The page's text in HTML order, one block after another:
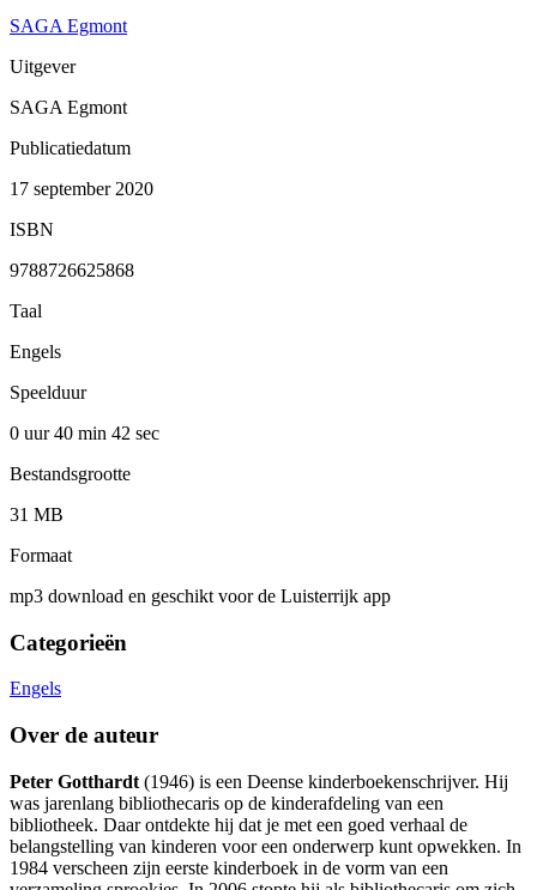
SAGA Egmont
Uitgever
SAGA Egmont
Publicatiedatum
17 september 2020
ISBN
9788726625868
Taal
Engels
Speelduur
0 uur 40 min 42 sec
Bestandsgrootte
31 MB
Formaat
mp3 download en geschikt voor de Luisterrijk app
Categorieën
Engels
Over de auteur
Peter Gotthardt (1946) is een Deense kinderboekenschrijver. Hij
was jarenlang bibliothecaris op de kinderafdeling van een
bibliotheek. Daar ontdekte hij dat je met een goed verhaal de
belangstelling van kinderen voor een onderwerp kunt opwekken. In
1984 verscheen zijn eerste kinderboek in de vorm van een